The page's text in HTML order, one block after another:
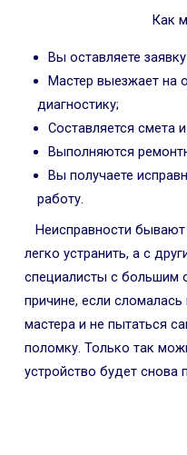
Как
Вы оставляете
Мастер выезжает на
диагностику;
Составляется смета
Выполняются
Вы получаете
работу.
Неисправности бывают
легко устранить, а с
специалисты с большим
причине, если сломалась
мастера и не пытаться
поломку. Только так
устройство будет снова